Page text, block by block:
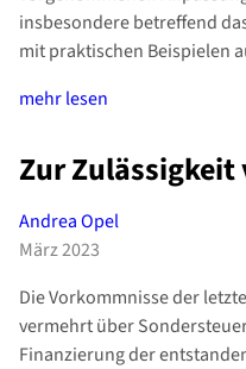
insbesondere betreffend
mit praktischen Beispielen
mehr lesen
Zur Zulässigkeit
Andrea Opel
März 2023
Die Vorkommnisse der
vermehrt über
Finanzierung der